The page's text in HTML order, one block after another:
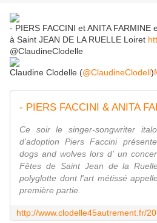
- PIERS FACCINI et ANITA
à Saint JEAN DE LA RUELLE Loiret
@ClaudineClodelle
Claudine Clodelle (@ClaudineClodell)
Ce soir le singer-songwriter
d'adoption Piers Faccini
dogs and wolves lors d' un
Fêtes de Saint Jean de la
polyglotte dont l'art métissé
première partie.